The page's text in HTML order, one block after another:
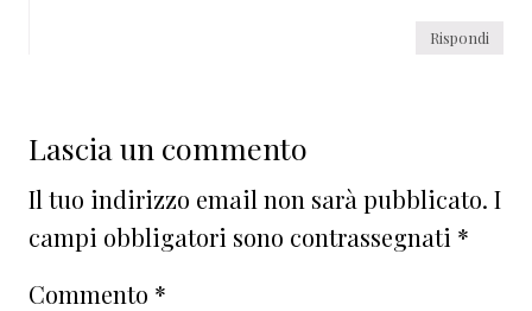
Rispondi
Lascia un commento
Il tuo indirizzo email non sarà pubblicato. I
campi obbligatori sono contrassegnati *
Commento *